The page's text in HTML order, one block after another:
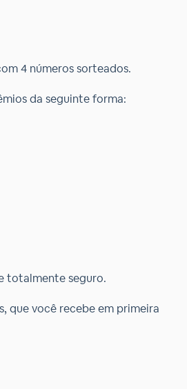
4 números sorteados.
da seguinte forma:
totalmente seguro.
que você recebe em primeira